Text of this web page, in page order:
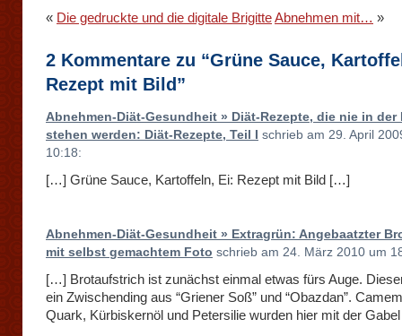
« Die gedruckte und die digitale BrigitteAbnehmen mit… »
2 Kommentare zu “Grüne Sauce,
Rezept mit Bild”
Abnehmen-Diät-Gesundheit » Diät-Rezepte, die nie in der
stehen werden: Diät-Rezepte, Teil I
schrieb am 29. April
10:18:
[…] Grüne Sauce, Kartoffeln, Ei: Rezept mit Bild […]
Abnehmen-Diät-Gesundheit » Extragrün: Angebaatzter
mit selbst gemachtem Foto schrieb am 24. März 2010 um
[…] Brotaufstrich ist zunächst einmal etwas fürs Auge.
ein Zwischending aus “Griener Soß” und “Obazdan”.
Quark, Kürbiskernöl und Petersilie wurden hier mit der